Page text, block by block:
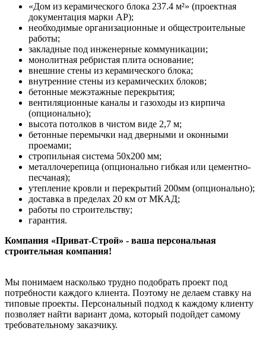
«Дом из керамического блока 237.4 м²» (проектная
документация марки АР);
необходимые организационные и общестроительные
работы;
закладные под инженерные коммуникации;
монолитная ребристая плита основание;
внешние стены из керамического блока;
внутренние стены из керамических блоков;
бетонные межэтажные перекрытия;
вентиляционные каналы и газоходы из кирпича
(опционально);
высота потолков в чистом виде 2,7 м;
бетонные перемычки над дверными и оконными
проемами;
стропильная система 50х200 мм;
металлочерепица (опционально гибкая или цементно-
песчаная);
утепление кровли и перекрытий 200мм (опционально);
доставка в пределах 20 км от МКАД;
работы по строительству;
гарантия.
Компания «Приват-Строй» - ваша персональная
строительная компания!
Мы понимаем насколько трудно подобрать проект под
потребности каждого клиента. Поэтому не делаем ставку на
типовые проекты. Персональный подход к каждому клиенту
позволяет найти вариант дома, который подойдет самому
требовательному заказчику.